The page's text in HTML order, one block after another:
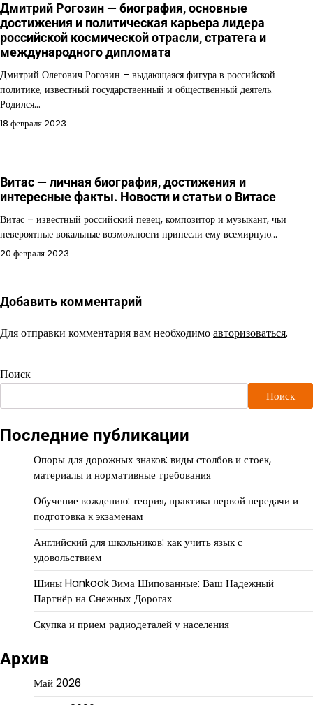
Дмитрий Рогозин — биография, основные
достижения и политическая карьера лидера
российской космической отрасли, стратега и
международного дипломата
Дмитрий Олегович Рогозин – выдающаяся фигура в российской
политике, известный государственный и общественный деятель.
Родился…
18 февраля 2023
Витас — личная биография, достижения и
интересные факты. Новости и статьи о Витасе
Витас – известный российский певец, композитор и музыкант, чьи
невероятные вокальные возможности принесли ему всемирную…
20 февраля 2023
Добавить комментарий
Для отправки комментария вам необходимоавторизоваться.
Поиск
Поиск
Последние публикации
Опоры для дорожных знаков: виды столбов и стоек,
материалы и нормативные требования
Обучение вождению: теория, практика первой передачи и
подготовка к экзаменам
Английский для школьников: как учить язык с
удовольствием
Шины Hankook Зима Шипованные: Ваш Надежный
Партнёр на Снежных Дорогах
Скупка и прием радиодеталей у населения
Архив
Май 2026